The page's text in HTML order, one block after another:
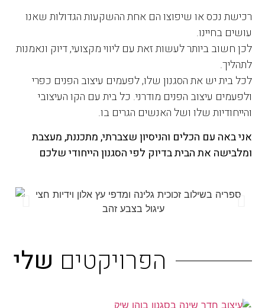
רכישת נכס או שיפוצו הם אחת ההשקעות הגדולות שאנו
עושים בחיינו.
לכן חשוב ביותר לעשות זאת עם ליווי מקצועי, דיוק ונאמנות
לתהליך.
לכל בית יש את הסגנון שלו, לפעמים עיצוב הפנים כפרי
ולפעמים עיצוב הפנים מודרני. כל בית עם הקו העיצובי
והייחודיות שלו ושל האנשים הגרים בו.
אני באה עם הכלים והניסיון שצברתי, מתכננת, מעצבת
ומלבישה את הבית בדיוק לפי הסגנון הייחודי שלכם
הפרויקטים שלי